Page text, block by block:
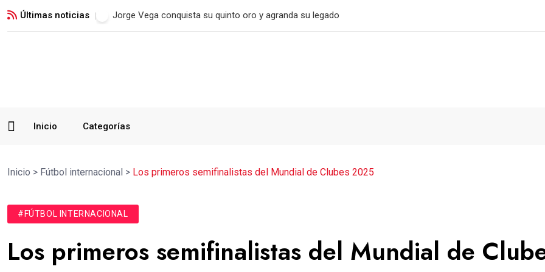
Últimas noticias Real Madrid blinda a Vinicius Jr. hasta 2032
Inicio Categorías
Inicio > Fútbol internacional > Los primeros semifinalistas del Mundial de Clubes 2025
#FÚTBOL INTERNACIONAL
Los primeros semifinalistas del Mundial de